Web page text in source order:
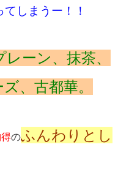
てしまうー！！
レーン、抹茶、
ズ、古都華。
のふんわりとし